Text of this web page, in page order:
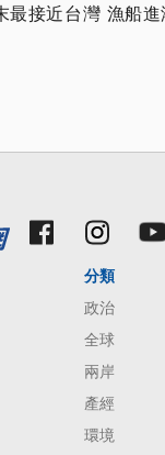
最接近台灣 漁船
分類
政治
全球
兩岸
產經
環境